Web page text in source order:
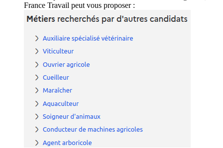
France Travail peut vous proposer :